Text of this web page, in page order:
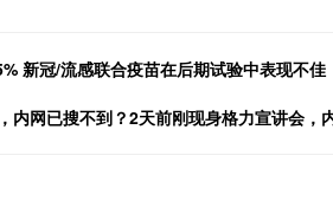
新冠/流感联合疫苗在后期试验中表现不佳
内网已搜不到？2天前刚现身格力宣讲会，